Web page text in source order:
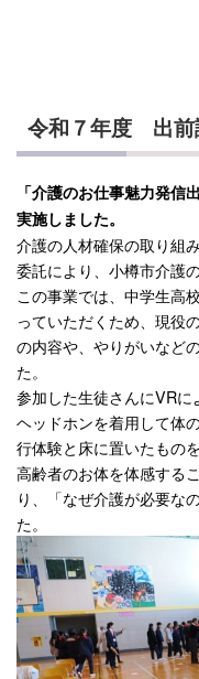
令和７年度 出前
「介護のお仕事魅力発信
実施しました。
介護の人材確保の取り組
委託により、小樽市介護
この事業では、中学生高
っていただくため、現役
の内容や、やりがいなど
た。
参加した生徒さんにVRに
ヘッドホンを着用して体
行体験と床に置いたもの
高齢者のお体を体感する
り、「なぜ介護が必要な
た。